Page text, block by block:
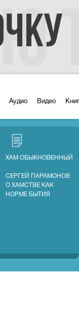
Аудио Видео
ХАМ ОБЫКНОВЕННЫЙ
СЕРГЕЙ ПАРАМОНОВ
О ХАМСТВЕ КАК
НОРМЕ БЫТИЯ